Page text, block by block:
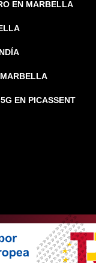
EN MARBELLA
EN PICASSENT